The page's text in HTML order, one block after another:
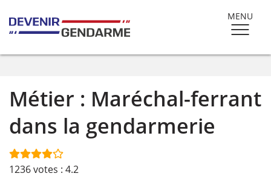
MENU
Métier : Maréchal-ferrant
dans la gendarmerie
1236votes : 4.2